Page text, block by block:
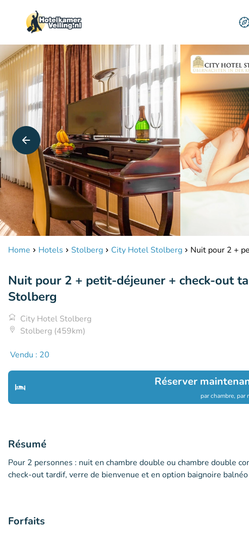
Home Hotels Stolberg City Hotel Stolberg Nuit pour 2 +
Nuit pour 2 + petit-déjeuner + check-out
Stolberg
City Hotel Stolberg
Stolberg (459km)
Vendu : 20
Réserver
par chambre, par
Résumé
Pour 2 personnes : nuit en chambre double ou chambre double
check-out tardif, verre de bienvenue et en option baignoire
Forfaits